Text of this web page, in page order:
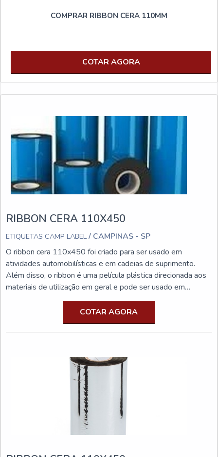
COMPRAR RIBBON CERA 110MM
COTAR AGORA
RIBBON CERA 110X450
ETIQUETAS CAMP LABEL / CAMPINAS - SP
O ribbon cera 110x450 foi criado para ser usado em
atividades automobilísticas e em cadeias de suprimento.
Além disso, o ribbon é uma película plástica direcionada aos
materiais de utilização em geral e pode ser usado em
diferentes tamanhos de impressoras.MAIS INFORMAÇÕES
RELEVANTES SOBRE O PRODUTOO ribbon cera conta
com características específicas do material e, normalmente,
pode ser utilizado em diferentes tipos de papéis e filmes.
possui um custo baixo. Além disso, pode chamar a atenção
dos usuários, já que:Não necessita da alta temperatura para
ser usado;Desgaste da cabeça de impressão é menor em
relação aos outros produtos;Consequentemente, a
durabilidade do ribbon cera é superior.Por não possuir tanta
resistência a atrito, temperatura, lavagem industrial e
produtos químicos, o uso de ribbon cera deve ser feito em
COTAR AGORA